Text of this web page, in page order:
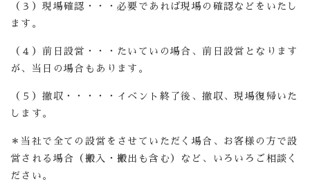
（３）現場確認・・・必要であれば現場の確認などをいたし
ます。
（４）前日設営・・・たいていの場合、前日設営となります
が、当日の場合もあります。
（５）撤収・・・・・イベント終了後、撤収、現場復帰いた
します。
＊当社で全ての設営をさせていただく場合、お客様の方で設
営される場合（搬入・搬出も含む）など、いろいろご相談く
ださい。